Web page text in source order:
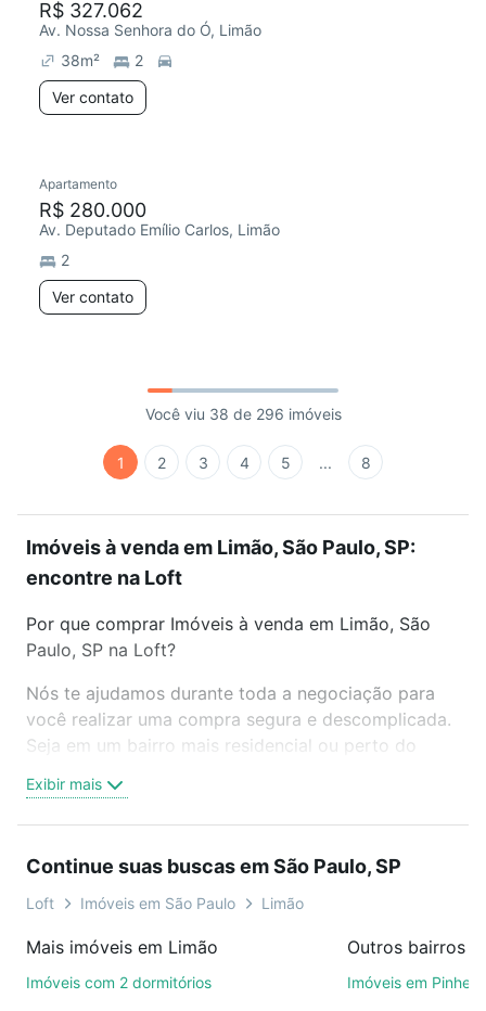
R$ 327.062
Av. Nossa Senhora do Ó, Limão
38m²
2
Ver contato
Apartamento
R$ 280.000
Av. Deputado Emílio Carlos, Limão
2
Ver contato
Você viu 38 de 296 imóveis
1 2 3 4 5 ... 8
Imóveis à venda em Limão, São Paulo, SP:
encontre na Loft
Por que comprar Imóveis à venda em Limão, São
Paulo, SP na Loft?
Nós te ajudamos durante toda a negociação para
você realizar uma compra segura e descomplicada.
Seja em um bairro mais residencial ou perto do
oferta ideal de Imóveis à venda em Limão, São
Paulo, SP para conquistar seu sonho. Agende uma
compromisso e você ainda conta com mais de 46
mil corretores e imobiliárias te ajudando na compra,
Como escolher um imóvel?
Exibir mais
Continue suas buscas em São Paulo, SP
Loft Imóveis em São Paulo Limão
Mais imóveis em Limão
Imóveis com 2 dormitórios
Outros bairros
Imóveis em